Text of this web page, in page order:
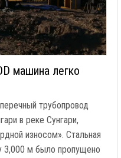
машина легко
трубопровод
в реке Сунгари,
износом». Стальная
3,000 м было пропущено